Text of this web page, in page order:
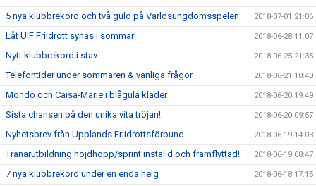
5 nya klubbrekord och två guld på Världsungdomsspelen 2018-07-01 21:06
Låt UIF Friidrott synas i sommar! 2018-06-28 11:07
Nytt klubbrekord i stav 2018-06-25 21:35
Telefontider under sommaren & vanliga frågor 2018-06-21 10:40
Mondo och Caisa-Marie i blågula kläder 2018-06-20 19:49
Sista chansen på den unika vita tröjan! 2018-06-20 09:57
Nyhetsbrev från Upplands Friidrottsförbund 2018-06-19 14:03
Tränarutbildning höjdhopp/sprint inställd och framflyttad! 2018-06-19 08:47
7 nya klubbrekord under en enda helg 2018-06-18 17:15